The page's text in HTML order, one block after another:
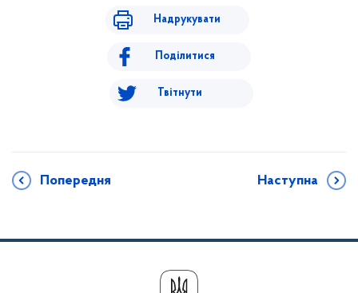
Надрукувати
Поділитися
Твітнути
Попередня Наступна